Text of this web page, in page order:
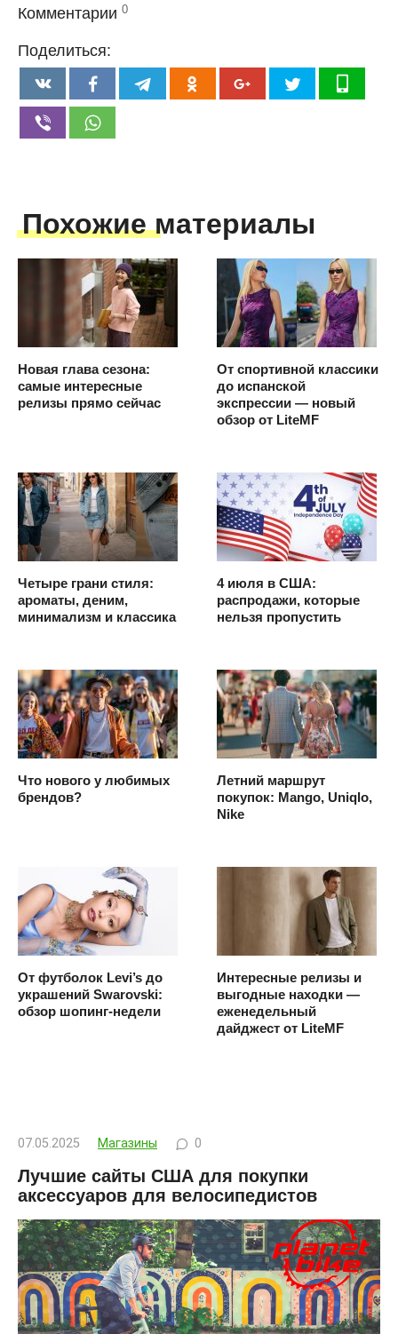
Комментарии 0
Поделиться:
Похожие материалы
Новая глава сезона:
самые интересные
релизы прямо сейчас
От спортивной классики
до испанской
экспрессии — новый
обзор от LiteMF
Четыре грани стиля:
ароматы, деним,
минимализм и классика
4 июля в США:
распродажи, которые
нельзя пропустить
Что нового у любимых
брендов?
Летний маршрут
покупок: Mango, Uniqlo,
Nike
От футболок Levi’s до
украшений Swarovski:
обзор шопинг-недели
Интересные релизы и
выгодные находки —
еженедельный
дайджест от LiteMF
07.05.2025 Магазины 0
Лучшие сайты США для покупки
аксессуаров для велосипедистов